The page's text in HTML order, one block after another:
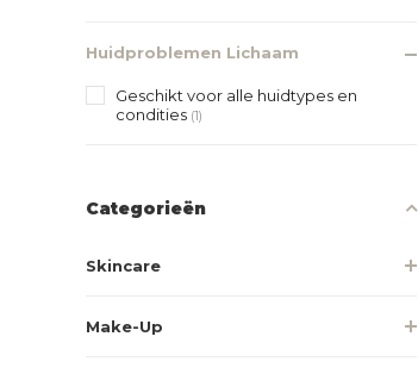
Huidproblemen Lichaam
Geschikt voor alle huidtypes en
condities (1)
Categorieën
Skincare
Make-Up